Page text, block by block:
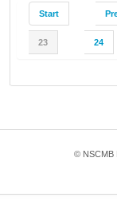
Start
23 24
© NSCMB